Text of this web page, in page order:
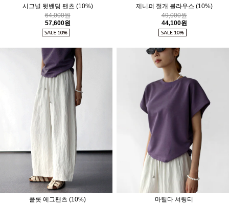
시그널 뒷밴딩 팬츠 (10%)
64,000원
57,600원
제니퍼 절개 블라우스 (10%)
49,000원
44,100원
플롯 에그팬츠 (10%)
마틸다 셔링티